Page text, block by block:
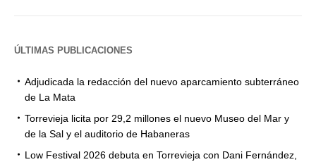
ÚLTIMAS PUBLICACIONES
Adjudicada la redacción del nuevo aparcamiento subterráneo
de La Mata
Torrevieja licita por 29,2 millones el nuevo Museo del Mar y
de la Sal y el auditorio de Habaneras
Low Festival 2026 debuta en Torrevieja con Dani Fernández,